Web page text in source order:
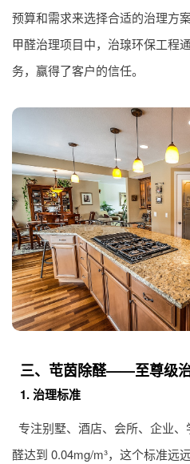
预算和需求来选择合适的治理方
甲醛治理项目中，治瑔环保工程
务，赢得了客户的信任。
三、芚茵除醛——至尊级
1. 治理标准
专注别墅、酒店、会所、企业
醛达到 0.04mg/m³，这个标准远